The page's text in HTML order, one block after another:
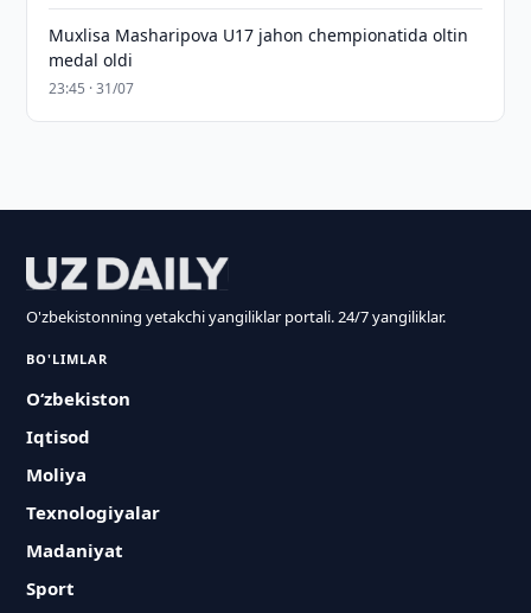
Muxlisa Masharipova U17 jahon chempionatida oltin
medal oldi
23:45 · 31/07
O'zbekistonning yetakchi yangiliklar portali. 24/7 yangiliklar.
BO'LIMLAR
O‘zbekiston
Iqtisod
Moliya
Texnologiyalar
Madaniyat
Sport